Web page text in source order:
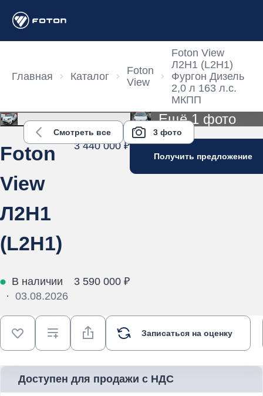
Главная Каталог
Foton
View
Foton View
Л2Н1 (L2H1)
Фургон Дизель
2,0 л 163 л.с.
МКПП
Ещё 1 фото
Смотреть все 3 фото
Foton
View
Л2Н1
(L2H1)
3 440 000 ₽
В наличии
· 03.08.2026
3 590 000 ₽
Получить предложение
Записаться на оценку
Доступен для продажи с НДС